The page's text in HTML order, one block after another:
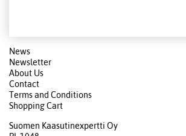
News
Newsletter
About Us
Contact
Terms and Conditions
Shopping Cart
Suomen Kaasutinexpertti Oy